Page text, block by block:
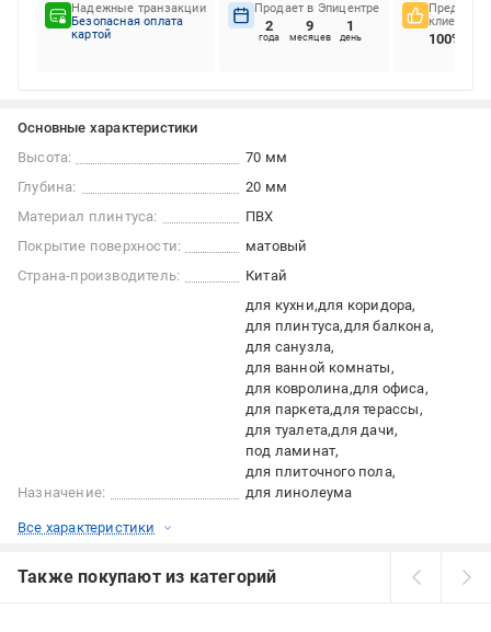
Надежные транзакции
Безопасная оплата
картой
Продает в Эпицентре
2
года
9
месяцев
1
день
клиентов
100%
Основные характеристики
Высота:
70 мм
Глубина:
20 мм
Материал плинтуса:
ПВХ
Покрытие поверхности:
матовый
Страна-производитель:
Китай
Назначение:
для кухни для коридора
для плинтуса для балкона
для санузла
для ванной комнаты
для ковролина для офиса
для паркета для терассы
для туалета для дачи
под ламинат
для плиточного пола
для линолеума
Все характеристики
Также покупают из категорий